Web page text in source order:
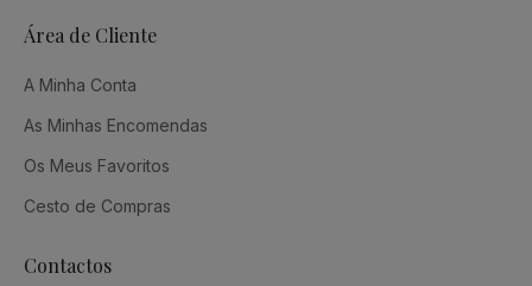
Área de Cliente
A Minha Conta
As Minhas Encomendas
Os Meus Favoritos
Cesto de Compras
Contactos